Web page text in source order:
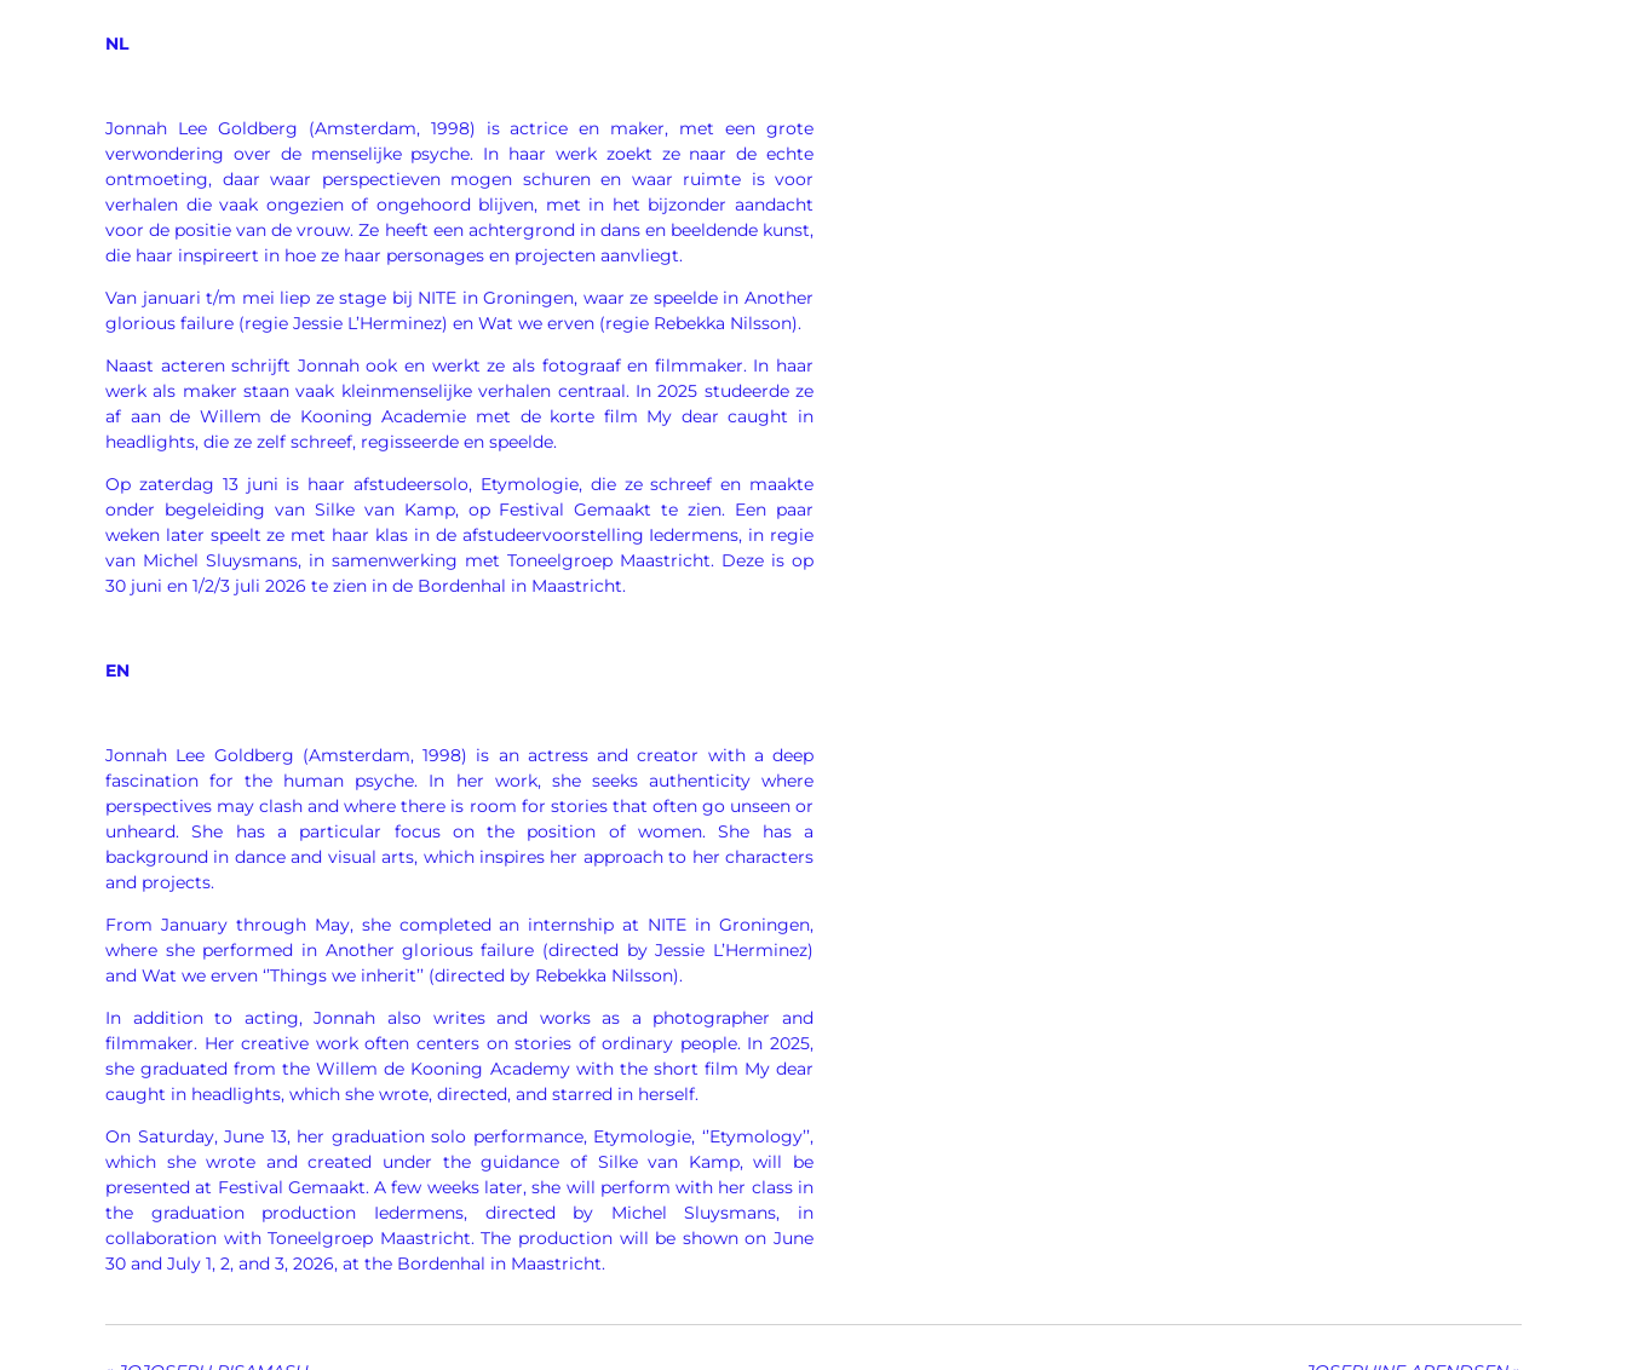
NL
Jonnah Lee Goldberg (Amsterdam, 1998) is actrice en maker, met een grote
verwondering over de menselijke psyche. In haar werk zoekt ze naar de echte
ontmoeting, daar waar perspectieven mogen schuren en waar ruimte is voor
verhalen die vaak ongezien of ongehoord blijven, met in het bijzonder aandacht
voor de positie van de vrouw. Ze heeft een achtergrond in dans en beeldende kunst,
die haar inspireert in hoe ze haar personages en projecten aanvliegt.
Van januari t/m mei liep ze stage bij NITE in Groningen, waar ze speelde in Another
glorious failure (regie Jessie L’Herminez) en Wat we erven (regie Rebekka Nilsson).
Naast acteren schrijft Jonnah ook en werkt ze als fotograaf en filmmaker. In haar
werk als maker staan vaak kleinmenselijke verhalen centraal. In 2025 studeerde ze
af aan de Willem de Kooning Academie met de korte film My dear caught in
headlights, die ze zelf schreef, regisseerde en speelde.
Op zaterdag 13 juni is haar afstudeersolo, Etymologie, die ze schreef en maakte
onder begeleiding van Silke van Kamp, op Festival Gemaakt te zien. Een paar
weken later speelt ze met haar klas in de afstudeervoorstelling Iedermens, in regie
van Michel Sluysmans, in samenwerking met Toneelgroep Maastricht. Deze is op
30 juni en 1/2/3 juli 2026 te zien in de Bordenhal in Maastricht.
EN
Jonnah Lee Goldberg (Amsterdam, 1998) is an actress and creator with a deep
fascination for the human psyche. In her work, she seeks authenticity where
perspectives may clash and where there is room for stories that often go unseen or
unheard. She has a particular focus on the position of women. She has a
background in dance and visual arts, which inspires her approach to her characters
and projects.
From January through May, she completed an internship at NITE in Groningen,
where she performed in Another glorious failure (directed by Jessie L’Herminez)
and Wat we erven ‘’Things we inherit’’ (directed by Rebekka Nilsson).
In addition to acting, Jonnah also writes and works as a photographer and
filmmaker. Her creative work often centers on stories of ordinary people. In 2025,
she graduated from the Willem de Kooning Academy with the short film My dear
caught in headlights, which she wrote, directed, and starred in herself.
On Saturday, June 13, her graduation solo performance, Etymologie, ‘’Etymology’’,
which she wrote and created under the guidance of Silke van Kamp, will be
presented at Festival Gemaakt. A few weeks later, she will perform with her class in
the graduation production Iedermens, directed by Michel Sluysmans, in
collaboration with Toneelgroep Maastricht. The production will be shown on June
30 and July 1, 2, and 3, 2026, at the Bordenhal in Maastricht.